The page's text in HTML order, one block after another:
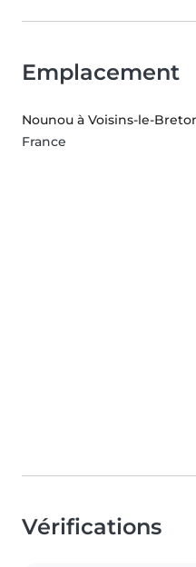
Emplacement
Nounou à Voisins-le-
France
Vérifications